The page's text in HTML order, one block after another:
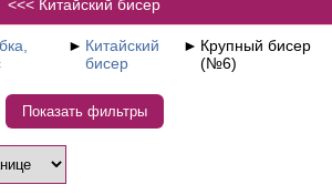
<<< Китайский бисер
► Китайский
бисер
► Крупный бисер
(№6)
Показать фильтры